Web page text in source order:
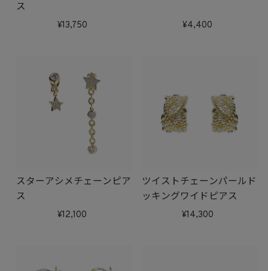
ス
13,750 4,400
スターアシメチェーンピア
ス
12,100
ツイストチェーンパールド
ッキングワイドピアス
14,300